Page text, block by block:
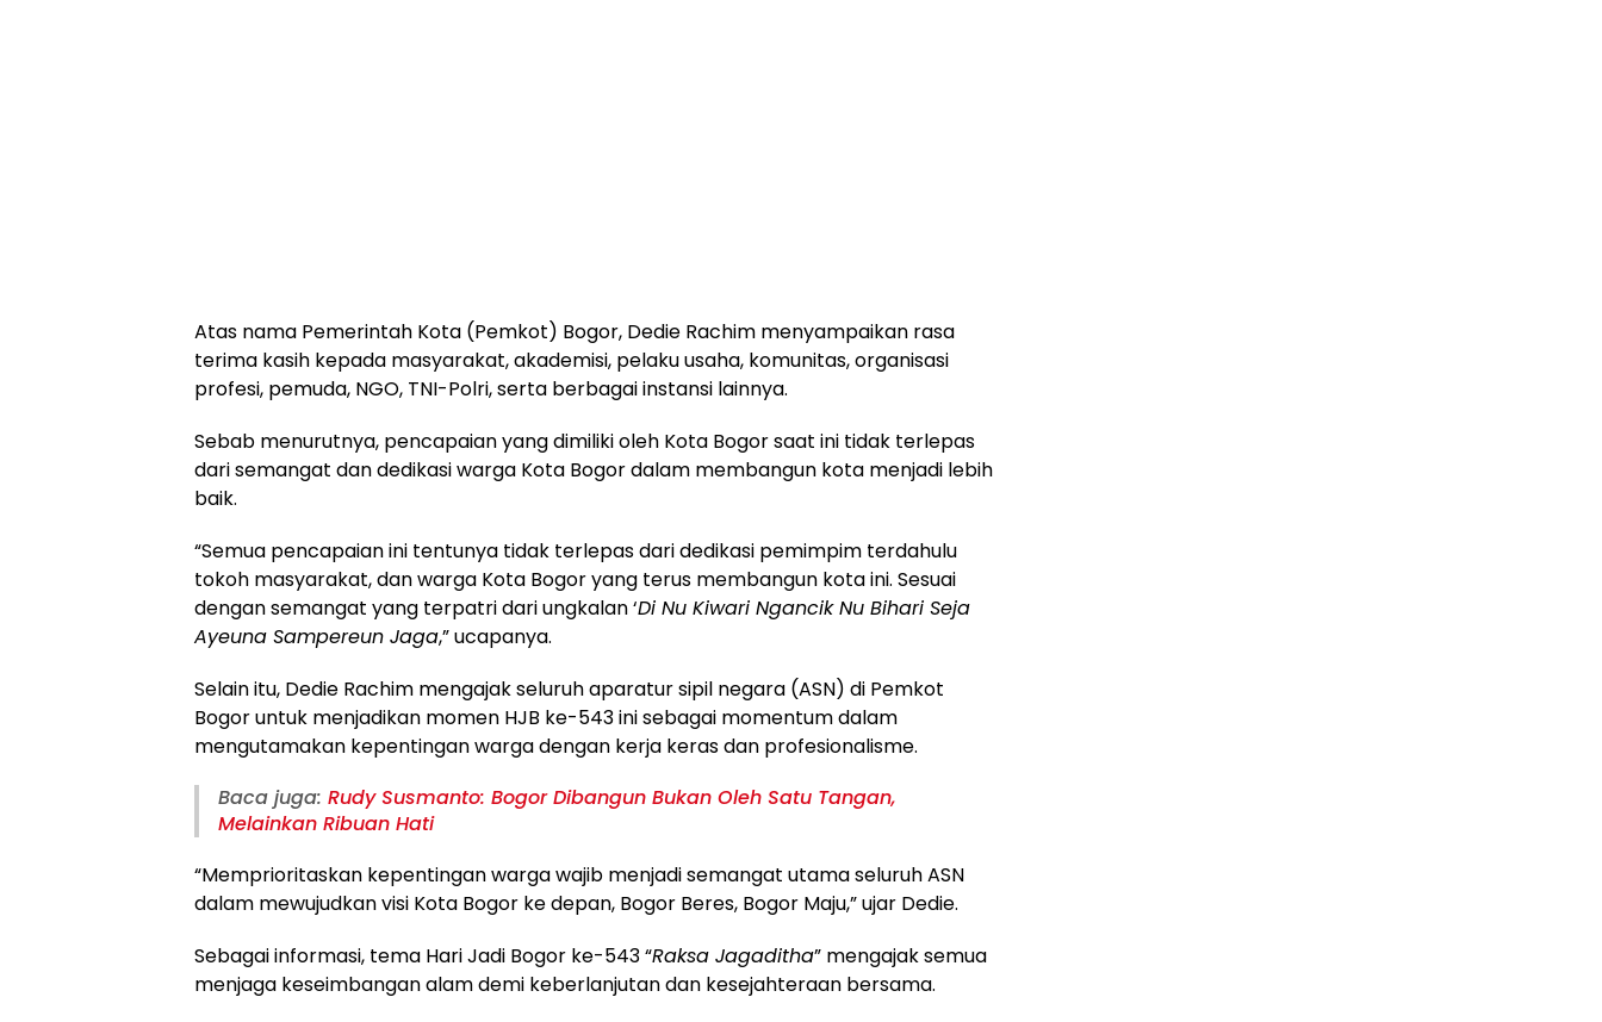
Atas nama Pemerintah Kota (Pemkot) Bogor, Dedie Rachim menyampaikan rasa
terima kasih kepada masyarakat, akademisi, pelaku usaha, komunitas, organisasi
profesi, pemuda, NGO, TNI-Polri, serta berbagai instansi lainnya.
Sebab menurutnya, pencapaian yang dimiliki oleh Kota Bogor saat ini tidak terlepas
dari semangat dan dedikasi warga Kota Bogor dalam membangun kota menjadi lebih
baik.
“Semua pencapaian ini tentunya tidak terlepas dari dedikasi pemimpim terdahulu
tokoh masyarakat, dan warga Kota Bogor yang terus membangun kota ini. Sesuai
dengan semangat yang terpatri dari ungkalan ‘Di Nu Kiwari Ngancik Nu Bihari Seja
Ayeuna Sampereun Jaga,” ucapanya.
Selain itu, Dedie Rachim mengajak seluruh aparatur sipil negara (ASN) di Pemkot
Bogor untuk menjadikan momen HJB ke-543 ini sebagai momentum dalam
mengutamakan kepentingan warga dengan kerja keras dan profesionalisme.
Baca juga: Rudy Susmanto: Bogor Dibangun Bukan Oleh Satu Tangan,
Melainkan Ribuan Hati
“Memprioritaskan kepentingan warga wajib menjadi semangat utama seluruh ASN
dalam mewujudkan visi Kota Bogor ke depan, Bogor Beres, Bogor Maju,” ujar Dedie.
Sebagai informasi, tema Hari Jadi Bogor ke-543 “Raksa Jagaditha” mengajak semua
menjaga keseimbangan alam demi keberlanjutan dan kesejahteraan bersama.